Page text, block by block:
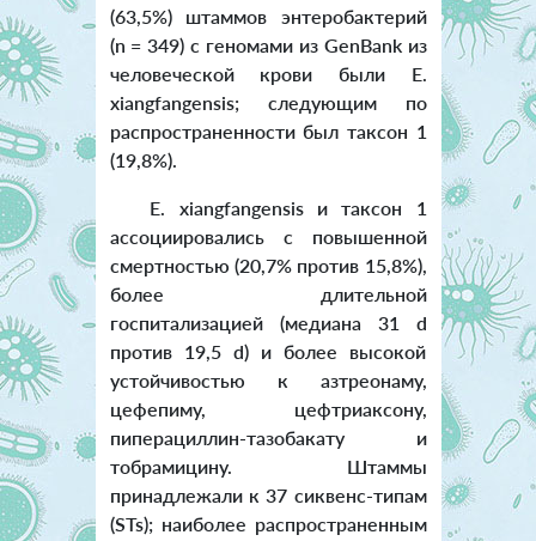
(63,5%) штаммов энтеробактерий
(n = 349) с геномами из GenBank из
человеческой крови были E.
xiangfangensis; следующим по
распространенности был таксон 1
(19,8%).
E. xiangfangensis и таксон 1
ассоциировались с повышенной
смертностью (20,7% против 15,8%),
более длительной
госпитализацией (медиана 31 d
против 19,5 d) и более высокой
устойчивостью к азтреонаму,
цефепиму, цефтриаксону,
пиперациллин-тазобакату и
тобрамицину. Штаммы
принадлежали к 37 сиквенс-типам
(STs); наиболее распространенным